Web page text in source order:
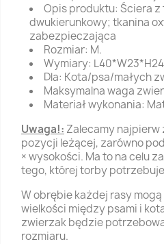
Opis produktu: Ściera
dwukierunkowy; tkanina
zabezpieczająca
Rozmiar: M.
Wymiary:
Dla: Kota/psa/małych
Maksymalna waga
Materiał wykonania:
Uwaga!: Zalecamy najpierw
pozycji leżącej, zarówno
× wysokości. Ma to na celu
tego, której torby
W obrębie każdej rasy
wielkości między psami i
zwierzak będzie
rozmiaru.